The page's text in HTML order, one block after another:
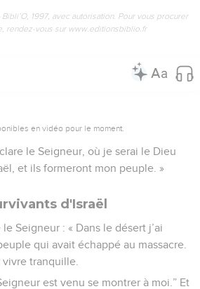
1997, avec autorisation. Pour vous procurer
rendez-vous sur www.editionsbiblio.fr
en vidéo pour le moment.
le Seigneur, où je serai le Dieu
et ils formeront mon peuple. »
d'Israël
Seigneur : « Dans le désert j’ai
qui avait échappé au massacre.
tranquille.
est venu se montrer à moi.” Et